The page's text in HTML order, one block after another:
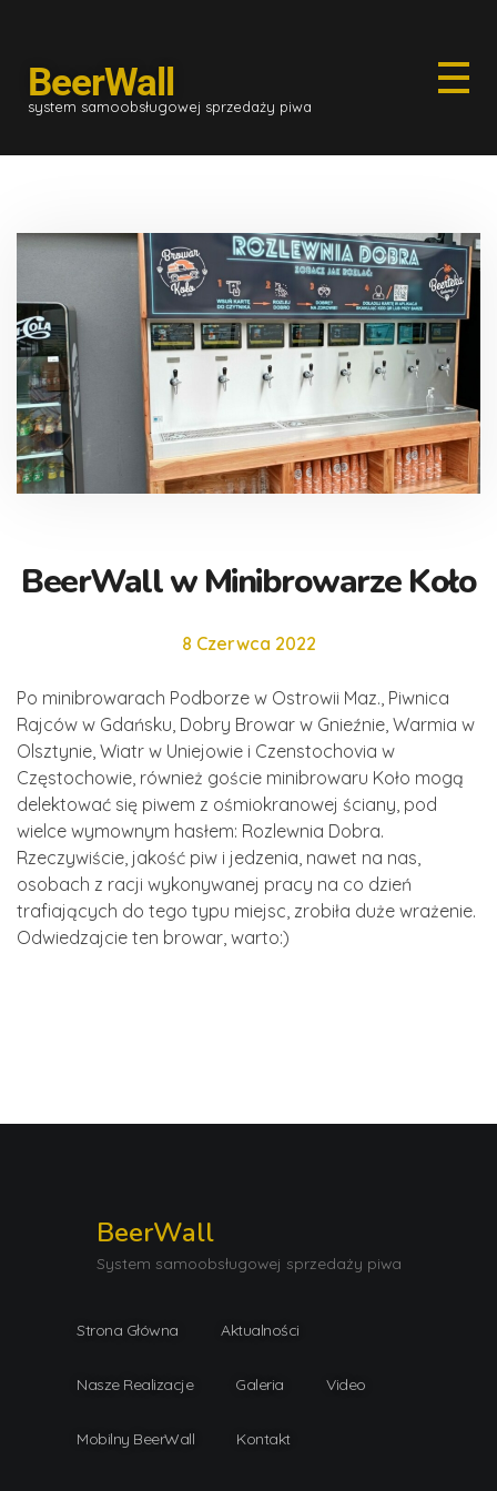
BeerWall
system samoobsługowej sprzedaży piwa
BeerWall w Minibrowarze Koło
8 Czerwca 2022
Po minibrowarach Podborze w Ostrowii Maz., Piwnica
Rajców w Gdańsku, Dobry Browar w Gnieźnie, Warmia w
Olsztynie, Wiatr w Uniejowie i Czenstochovia w
Częstochowie, również goście minibrowaru Koło mogą
delektować się piwem z ośmiokranowej ściany, pod
wielce wymownym hasłem: Rozlewnia Dobra.
Rzeczywiście, jakość piw i jedzenia, nawet na nas,
osobach z racji wykonywanej pracy na co dzień
trafiających do tego typu miejsc, zrobiła duże wrażenie.
Odwiedzajcie ten browar, warto:)
BeerWall
System samoobsługowej sprzedaży piwa
Strona Główna Aktualności
Nasze Realizacje Galeria Video
Mobilny BeerWall Kontakt